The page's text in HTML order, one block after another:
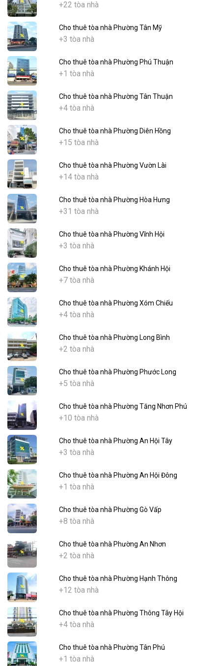
+22 tòa nhà
Cho thuê tòa nhà Phường Tân Mỹ
+3 tòa nhà
Cho thuê tòa nhà Phường Phú Thuận
+1 tòa nhà
Cho thuê tòa nhà Phường Tân Thuận
+4 tòa nhà
Cho thuê tòa nhà Phường Diên Hồng
+15 tòa nhà
Cho thuê tòa nhà Phường Vườn Lài
+14 tòa nhà
Cho thuê tòa nhà Phường Hòa Hưng
+31 tòa nhà
Cho thuê tòa nhà Phường Vĩnh Hội
+3 tòa nhà
Cho thuê tòa nhà Phường Khánh Hội
+7 tòa nhà
Cho thuê tòa nhà Phường Xóm Chiếu
+4 tòa nhà
Cho thuê tòa nhà Phường Long Bình
+2 tòa nhà
Cho thuê tòa nhà Phường Phước Long
+5 tòa nhà
Cho thuê tòa nhà Phường Tăng Nhơn Phú
+10 tòa nhà
Cho thuê tòa nhà Phường An Hội Tây
+3 tòa nhà
Cho thuê tòa nhà Phường An Hội Đông
+1 tòa nhà
Cho thuê tòa nhà Phường Gò Vấp
+8 tòa nhà
Cho thuê tòa nhà Phường An Nhơn
+2 tòa nhà
Cho thuê tòa nhà Phường Hạnh Thông
+12 tòa nhà
Cho thuê tòa nhà Phường Thông Tây Hội
+4 tòa nhà
Cho thuê tòa nhà Phường Tân Phú
+1 tòa nhà